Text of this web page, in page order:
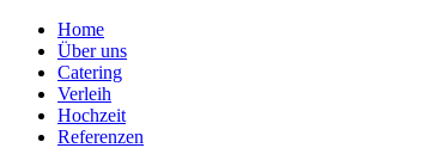
Home
Über uns
Catering
Verleih
Hochzeit
Referenzen